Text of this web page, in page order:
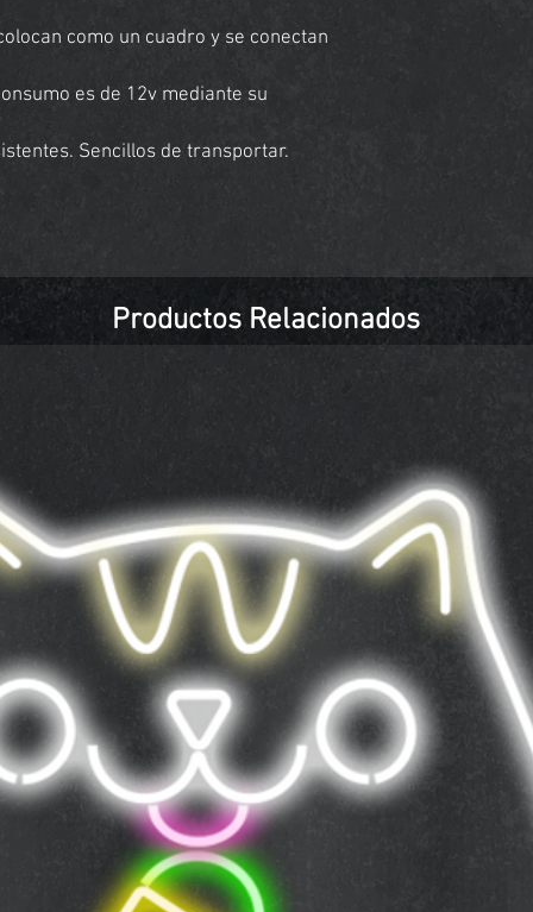
como un cuadro y se conectan
es de 12v mediante su
Sencillos de transportar.
Productos Relacionados